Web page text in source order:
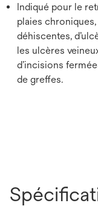
Indiqué pour le
plaies
déhiscentes,
les ulcères
d’incisions
de greffes.